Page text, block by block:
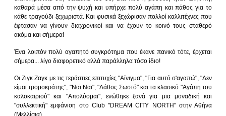
καθαρά μέσα από την ψυχή και υπήρχε πολύ αγάπη και πάθος για το
κάθε τραγούδι ξεχωριστά. Και φυσικά ξεχώρισαν πολλοί καλλιτέχνες που
έφτασαν να γίνουν διαχρονικοί και να έχουν το κοινό τους σταθερό
ακόμα και σήμερα!
Ένα λοιπόν πολύ αγαπητό συγκρότημα που έκανε πανικό τότε, έρχεται
σήμερα... λίγο διαφορετικό αλλά παράλληλα τόσο ίδιο!
Οι Ζιγκ Ζαγκ με τις τεράστιες επιτυχίες "Αίνιγμα", "Για αυτό σ'αγαπώ", "Δεν
είμαι τρομοκράτης", "Ναϊ Ναϊ", "Λάθος Σωστό" και τα κλασικό "Αγάπη του
καλοκαιριού" και "Απολύομαι", ενώθηκε ξανά για μια μοναδική και
"συλλεκτική" εμφάνιση στο Club ''DREAM CITY NORTH'' στην Αθήνα
(Μελλίσια).